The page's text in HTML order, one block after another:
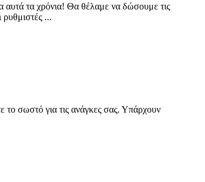
αυτά τα χρόνια! Θα θέλαμε να δώσουμε τις
ρυθμιστές ...
το σωστό για τις ανάγκες σας. Υπάρχουν